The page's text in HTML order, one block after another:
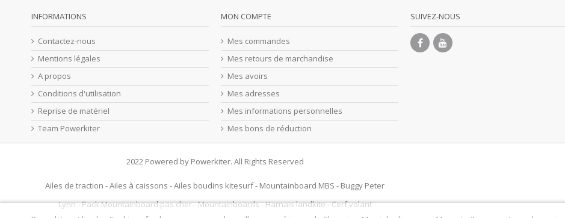
INFORMATIONS
Contactez-nous
Mentions légales
A propos
Conditions d'utilisation
Reprise de matériel
Team Powerkiter
MON COMPTE
Mes commandes
Mes retours de marchandise
Mes avoirs
Mes adresses
Mes informations personnelles
Mes bons de réduction
SUIVEZ-NOUS
2022 Powered by Powerkiter. All Rights Reserved
Ailes de traction -Ailes à caissons -Ailes boudins kitesurf- Mountainboard MBS - Buggy Peter
Lynn-Pack Mountainboard pas cher-Mountainboards-Harnais landkite-Cerf volant